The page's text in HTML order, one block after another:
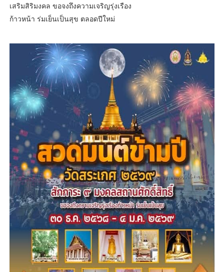
เสริมสิริมงคล ขอจงถึงความเจริญรุ่งเรือง
ก้าวหน้า ร่มเย็นเป็นสุข ตลอดปีใหม่